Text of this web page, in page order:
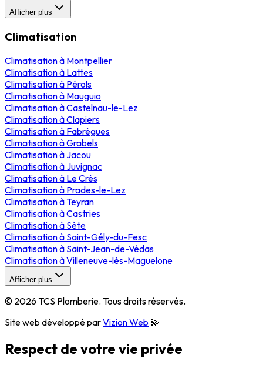
Afficher plus
Climatisation
Climatisationà Montpellier
Climatisationà Lattes
Climatisationà Pérols
Climatisationà Mauguio
ClimatisationàCastelnau-le-Lez
ClimatisationàClapiers
Climatisationà Fabrègues
ClimatisationàGrabels
Climatisationà Jacou
Climatisationà Juvignac
Climatisationà Le Crès
Climatisationà Prades-le-Lez
ClimatisationàTeyran
ClimatisationàCastries
Climatisationà Sète
Climatisationà Saint-Gély-du-Fesc
Climatisationà Saint-Jean-de-Védas
ClimatisationàVilleneuve-lès-Maguelone
Afficher plus
© 2026TCS Plomberie. Tous droits réservés.
Site web développé parVizion Web 💫
Respect de votre vie privée